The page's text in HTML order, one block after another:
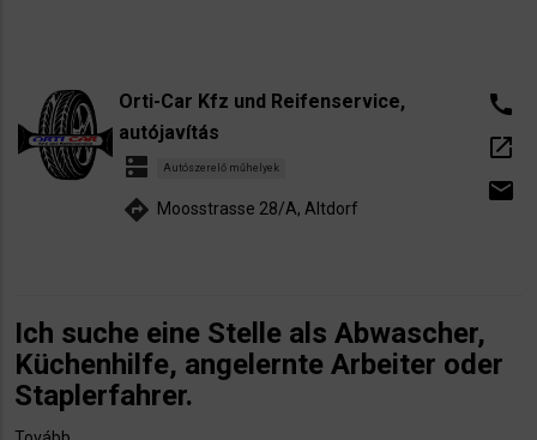
Orti-Car Kfz und Reifenservice,
autójavítás
dns Autószerelő műhelyek
directions Moosstrasse 28/A, Altdorf
call
open_in_new
email
Ich suche eine Stelle als Abwascher,
Küchenhilfe, angelernte Arbeiter oder
Staplerfahrer.